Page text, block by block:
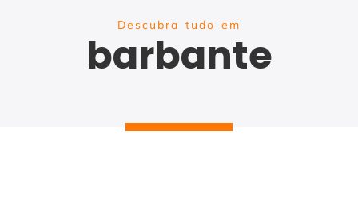
Descubra tudo em
barbante